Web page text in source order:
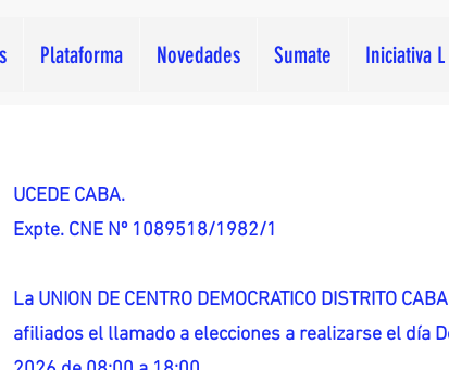
Plataforma Novedades Sumate Iniciativa L
UCEDE CABA.
Expte. CNE Nº 1089518/1982/1
La UNION DE CENTRO DEMOCRATICO DISTRITO
afiliados el llamado a elecciones a realizarse el día